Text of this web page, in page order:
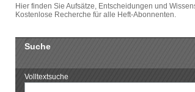
Hier finden Sie Aufsätze, Entscheidungen und
Kostenlose Recherche für alle Heft-Abonnenten.
Suche
Volltextsuche